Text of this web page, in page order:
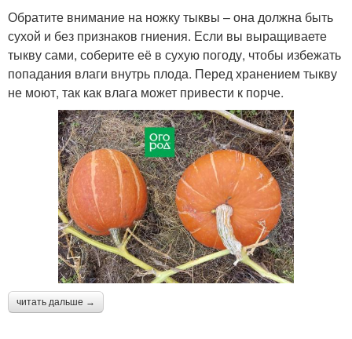
Обратите внимание на ножку тыквы – она должна быть
сухой и без признаков гниения. Если вы выращиваете
тыкву сами, соберите её в сухую погоду, чтобы избежать
попадания влаги внутрь плода. Перед хранением тыкву
не моют, так как влага может привести к порче.
читать дальше →